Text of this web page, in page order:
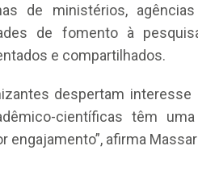
de ministérios, agências
de fomento à
e compartilhados.
despertam interesse
científicas têm uma
afirma